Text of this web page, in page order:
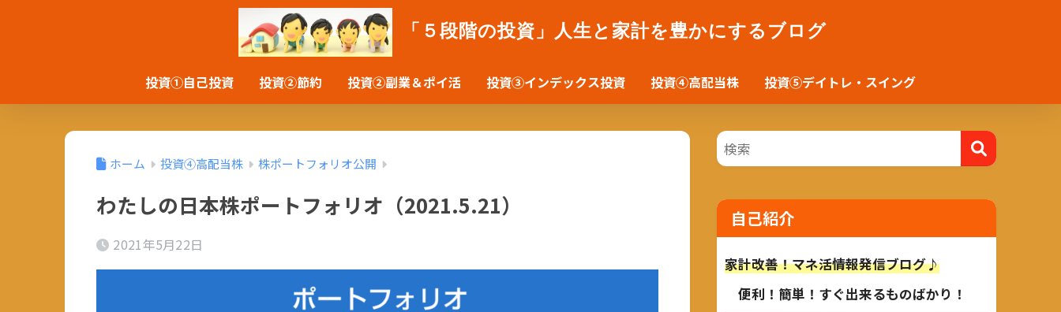
「５段階の投資」人生と家計を豊かにするブログ
投資①自己投資 投資②節約 投資②副業＆ポイ活 投資③インデックス投資 投資④高配当株 投資⑤デイトレ・スイング
ホーム 投資④高配当株 株ポートフォリオ公開
わたしの日本株ポートフォリオ（2021.5.21）
2021年5月22日
自己紹介
家計改善！マネ活情報発信ブログ♪
便利！簡単！すぐ出来るものばかり！